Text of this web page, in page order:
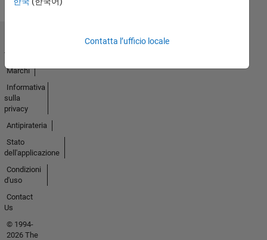
Contatta l’ufficio locale
fiducia
Marchi
Informativa
sulla
privacy
Antipirateria
Stato
dell'applicazione
Condizioni
d'uso
Contact
Us
© 1994-
2026 The